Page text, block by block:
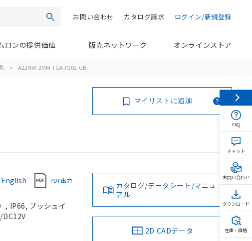
検索 ログイン/新規登録
カタログ請求
お問い合わせ
ロンの提供価値 販売ネットワーク オンラインストア
> A22NW-2MM-TGA-P202-GB
マイリストに追加
English PDF出力
, IP66, プッシュイ
カタログ/データシート/マニュ
アル
2D CADデータ
FAQ
チャット
お問い合わせ
ダウンロード
在庫・価格